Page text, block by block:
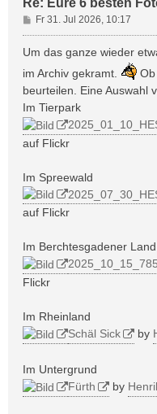
B
e
r
a
g
Fr 31. Jul 2026, 10:17
Um das ganze wieder
im Archiv gekramt.
beurteilen. Eine Auswahl
Im Tierpark
auf Flickr
Im Spreewald
auf Flickr
Im Berchtesgadener Land
Flickr
Im Rheinland
Schäl Sick
by
Im Untergrund
Fürth
by